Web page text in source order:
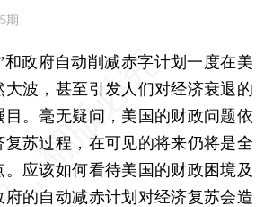
期
政府自动削减赤字计划一度在美
大波，甚至引发人们对经济衰退的
目。毫无疑问，美国的财政问题依
复苏过程，在可见的将来仍将是全
应该如何看待美国的财政困境及
府的自动减赤计划对经济复苏会造